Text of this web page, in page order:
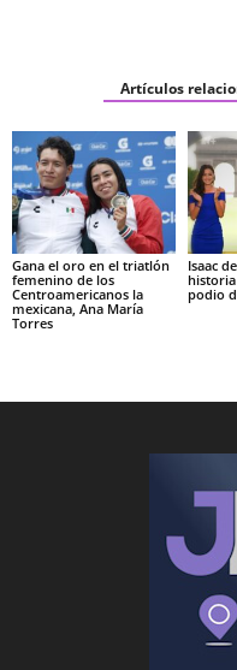
Artículos
Gana el oro en el triatlón
femenino de los
Centroamericanos la
mexicana, Ana María
Torres
Isaac
podio